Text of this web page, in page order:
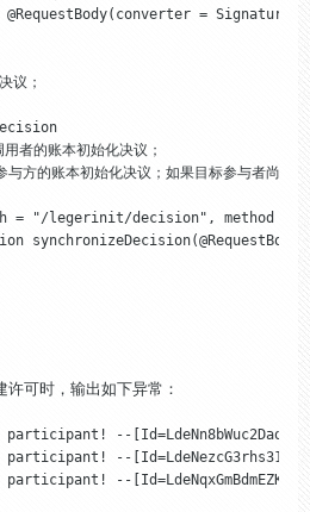
可时，输出如下异常：
--
--
--